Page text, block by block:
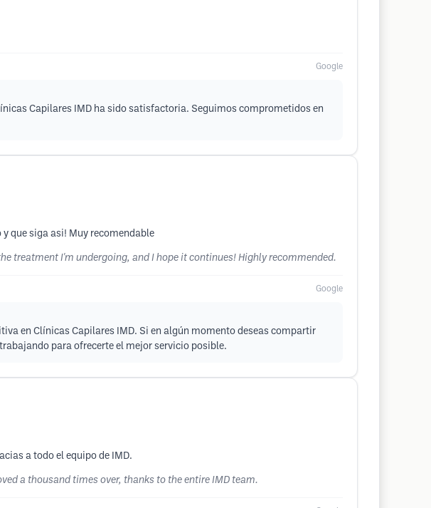
Google
Capilares IMD ha sido satisfactoria. Seguimos comprometidos en
que siga asi! Muy recomendable
treatment I'm undergoing, and I hope it continues! Highly recommended.
Google
en Clínicas Capilares IMD. Si en algún momento deseas compartir
para ofrecerte el mejor servicio posible.
a todo el equipo de IMD.
a thousand times over, thanks to the entire IMD team.